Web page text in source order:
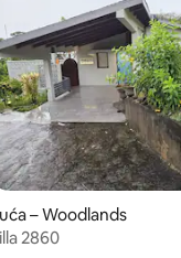
4,9/5, recenzija: 41
– Woodlands
2860